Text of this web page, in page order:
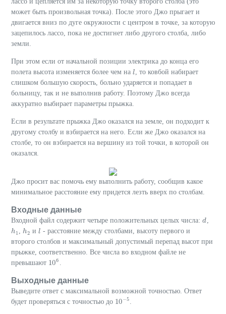
может быть произвольная точка). После этого Джо прыгает и
двигается вниз по дуге окружности с центром в точке, за которую
зацепилось лассо, пока не достигнет либо другого столба, либо
земли.
При этом если от начальной позиции электрика до конца его
полета высота изменяется более чем на ll, то ковбой набирает
слишком большую скорость, больно ударяется и попадает в
больницу, так и не выполнив работу. Поэтому Джо всегда
аккуратно выбирает параметры прыжка.
Если в результате прыжка Джо оказался на земле, он подходит к
другому столбу и взбирается на него. Если же Джо оказался на
столбе, то он взбирается на вершину из той точки, в которой он
оказался.
Джо просит вас помочь ему выполнить работу, сообщив какое
минимальное расстояние ему придется лезть вверх по столбам.
Входные данные
Входной файл содержит четыре положительных целых числа: d
d ,
h1
h1 ,h2
h2 иll - расстояние между столбами, высоту первого и
второго столбов и максимальный допустимый перепад высот при
прыжке, соответственно. Все числа во входном файле не
превышают 106
106 .
Выходные данные
Выведите ответ с максимальной возможной точностью. Ответ
будет проверяться с точностью до 10−5
10−5.